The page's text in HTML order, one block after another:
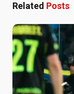
Related Posts